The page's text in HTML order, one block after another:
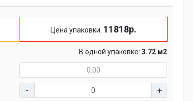
Цена упаковки: 11818р.
В одной упаковке: 3.72 м2